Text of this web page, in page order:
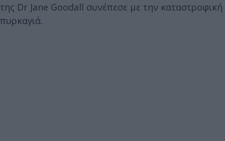
της Dr Jane Goodall συνέπεσε με την καταστροφική
πυρκαγιά.